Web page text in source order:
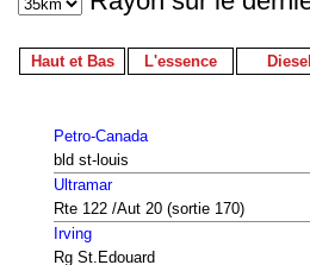
Haut et Bas L'essence Diesel
Petro-Canada
bld st-louis
Ultramar
Rte 122 /Aut 20 (sortie 170)
Irving
Rg St.Edouard